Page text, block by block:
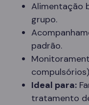
Alimentação
grupo.
padrão.
Ideal para:
tratamento